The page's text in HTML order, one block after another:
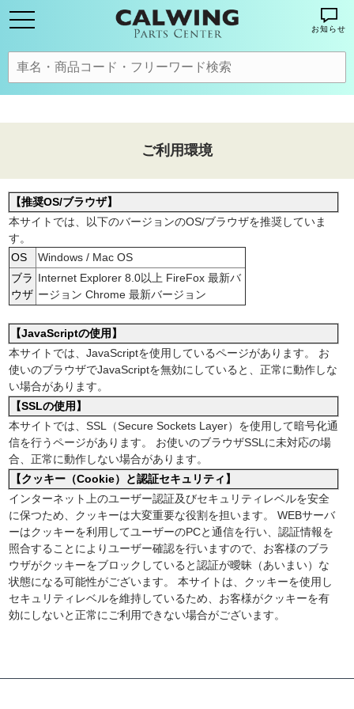
お知らせ
ご利用環境
【推奨OS/ブラウザ】
本サイトでは、以下のバージョンのOS/ブラウザを推奨していま
す。
OS
Windows / Mac OS
ブラ
ウザ
Internet Explorer 8.0以上 FireFox 最新バ
ージョン Chrome 最新バージョン
【JavaScriptの使用】
本サイトでは、JavaScriptを使用しているページがあります。
お
使いのブラウザでJavaScriptを無効にしていると、正常に動作しな
い場合があります。
【SSLの使用】
本サイトでは、SSL（Secure Sockets Layer）を使用して暗号化通
信を行うページがあります。
お使いのブラウザSSLに未対応の場
合、正常に動作しない場合があります。
【クッキー（Cookie）と認証セキュリティ】
インターネット上のユーザー認証及びセキュリティレベルを安全
に保つため、クッキーは大変重要な役割を担います。
WEBサーバ
ーはクッキーを利用してユーザーのPCと通信を行い、認証情報を
照合することによりユーザー確認を行いますので、お客様のブラ
ウザがクッキーをブロックしていると認証が曖昧（あいまい）な
状態になる可能性がございます。
本サイトは、クッキーを使用し
セキュリティレベルを維持しているため、お客様がクッキーを有
効にしないと正常にご利用できない場合がございます。